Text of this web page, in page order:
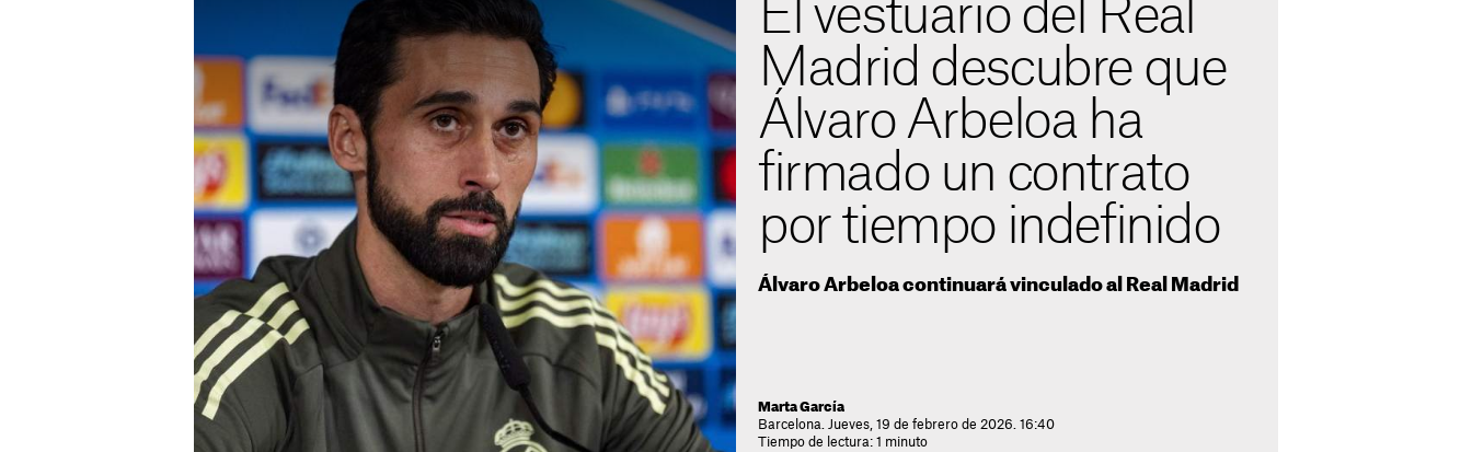
El vestuario del Real
Madrid descubre que
Álvaro Arbeloa ha
firmado un contrato
por tiempo indefinido
Álvaro Arbeloa continuará vinculado al Real Madrid
Marta García
Barcelona. Jueves, 19 de febrero de 2026. 16:40
Tiempo de lectura: 1 minuto